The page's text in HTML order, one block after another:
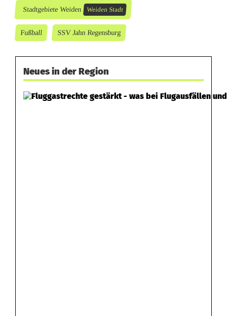
Stadtgebiete Weiden Weiden Stadt
Fußball SSV Jahn Regensburg
Neues in der Region